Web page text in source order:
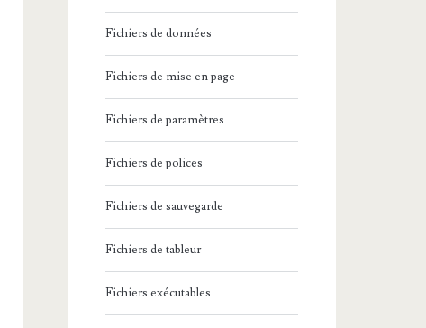
Fichiers de données
Fichiers de mise en page
Fichiers de paramètres
Fichiers de polices
Fichiers de sauvegarde
Fichiers de tableur
Fichiers exécutables